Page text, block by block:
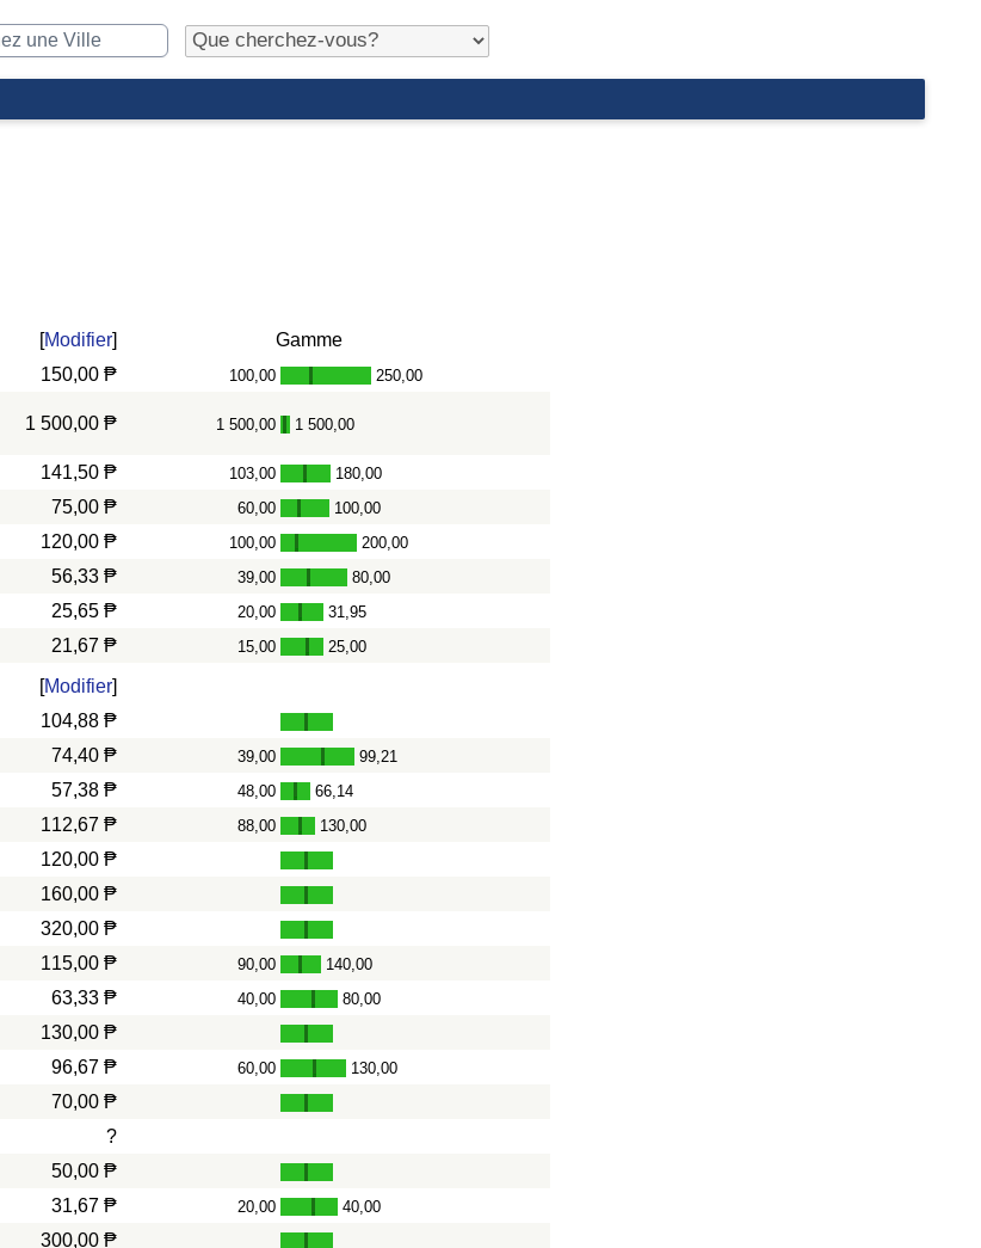
[Modifier]
Gamme
150,00 ₱ 100,00 - 250,00
1 500,00 ₱ 1 500,00 - 1 500,00
141,50 ₱ 103,00 - 180,00
75,00 ₱ 60,00 - 100,00
120,00 ₱ 100,00 - 200,00
56,33 ₱ 39,00 - 80,00
25,65 ₱ 20,00 - 31,95
21,67 ₱ 15,00 - 25,00
[Modifier]
104,88 ₱
74,40 ₱ 39,00 - 99,21
57,38 ₱ 48,00 - 66,14
112,67 ₱ 88,00 - 130,00
120,00 ₱
160,00 ₱
320,00 ₱
115,00 ₱ 90,00 - 140,00
63,33 ₱ 40,00 - 80,00
130,00 ₱
96,67 ₱ 60,00 - 130,00
70,00 ₱
?
50,00 ₱
31,67 ₱ 20,00 - 40,00
300,00 ₱